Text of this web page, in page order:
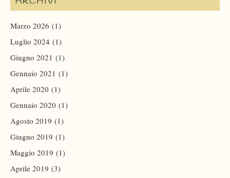
Marzo 2026 (1)
Luglio 2024 (1)
Giugno 2021 (1)
Gennaio 2021 (1)
Aprile 2020 (1)
Gennaio 2020 (1)
Agosto 2019 (1)
Giugno 2019 (1)
Maggio 2019 (1)
Aprile 2019 (3)